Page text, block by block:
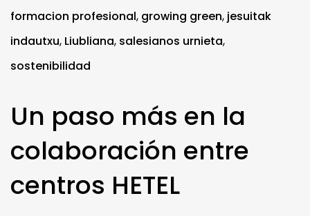
formacion profesional, growing green, jesuitak
indautxu, Liubliana, salesianos urnieta,
sostenibilidad
Un paso más en la
colaboración entre
centros HETEL